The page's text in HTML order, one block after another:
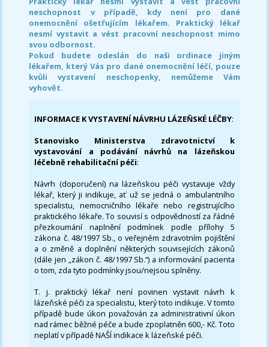
neschopnost v případě, kdy není pro dané
onemocnění ošetřujícím lékařem. Praktický lékař
nesmí vystavit a vést pracovní neschopnost mimo
svou odbornost.
Pokud budete odeslán do naši ordinace jiným
lékařem, který Vás pro dané onemocnění léčí, pouze
kvůli vystavení neschopenky, nemůžeme Vám
vyhovět.
INFORMACE K VYSTAVENÍ NÁVRHU LÁZEŇSKÉ LÉČBY:
Stanovisko Ministerstva zdravotnictví k
vystavování a podávání návrhů na lázeňskou
léčebně rehabilitační péči:
Návrh (doporučení) na lázeňskou péči vystavuje vždy
lékař, který ji indikuje, ať už se jedná o ambulantního
specialistu, nemocničního lékaře nebo registrujícího
praktického lékaře. To souvisí s odpovědností za řádné
přezkoumání naplnění podmínek podle přílohy 5
zákona č. 48/1997 Sb., o veřejném zdravotním pojištění
a o změně a doplnění některých souvisejících zákonů
(dále jen „zákon č. 48/1997 Sb.“) a informování pacienta
o tom, zda tyto podmínky jsou/nejsou splněny.
T. j. praktický lékař není povinen vystavit návrh k
lázeňské péči za specialistu, který toto indikuje. V tomto
případě bude úkon považován za administrativní úkon
nad rámec běžné péče a bude zpoplatněn 600,- Kč. Toto
neplatí v případě NAŠÍ indikace k lázeňské péči.